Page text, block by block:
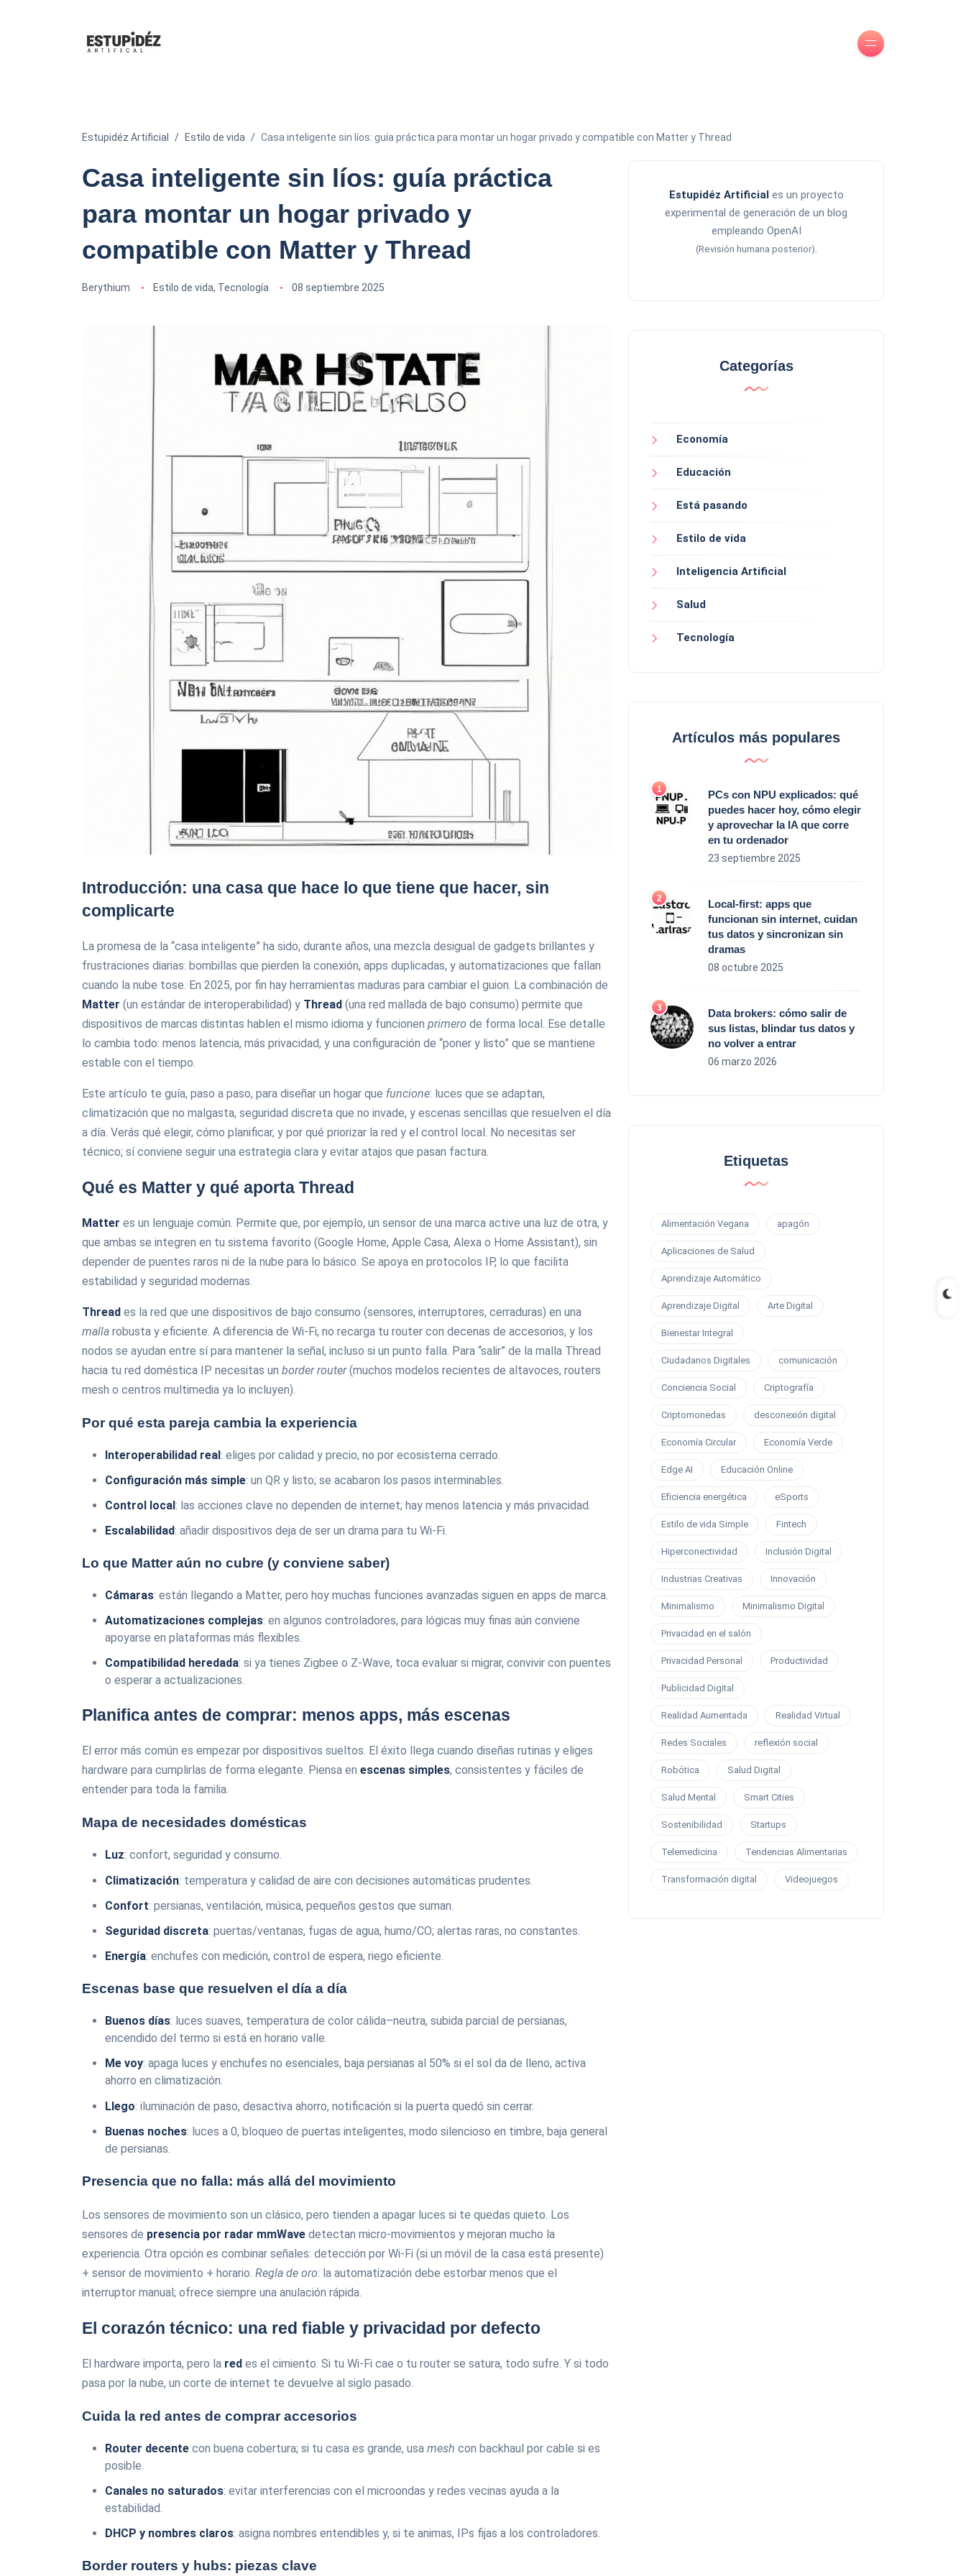
Estupidéz Artificial Estilo de vida Casa inteligente sin líos: guía práctica para montar un hogar privado y compatible con Matter y Thread
Casa inteligente sin líos: guía práctica
para montar un hogar privado y
compatible con Matter y Thread
Berythium Estilo de vida, Tecnología 08 septiembre 2025
Introducción: una casa que hace lo que tiene que hacer, sin
complicarte
La promesa de la “casa inteligente” ha sido, durante años, una mezcla desigual de gadgets brillantes y
frustraciones diarias: bombillas que pierden la conexión, apps duplicadas, y automatizaciones que fallan
cuando la nube tose. En 2025, por fin hay herramientas maduras para cambiar el guion. La combinación de
Matter (un estándar de interoperabilidad) y Thread (una red mallada de bajo consumo) permite que
dispositivos de marcas distintas hablen el mismo idioma y funcionen primero de forma local. Ese detalle
lo cambia todo: menos latencia, más privacidad, y una configuración de “poner y listo” que se mantiene
estable con el tiempo.
Este artículo te guía, paso a paso, para diseñar un hogar que funcione: luces que se adaptan,
climatización que no malgasta, seguridad discreta que no invade, y escenas sencillas que resuelven el día
a día. Verás qué elegir, cómo planificar, y por qué priorizar la red y el control local. No necesitas ser
técnico; sí conviene seguir una estrategia clara y evitar atajos que pasan factura.
Qué es Matter y qué aporta Thread
Matter es un lenguaje común. Permite que, por ejemplo, un sensor de una marca active una luz de otra, y
que ambas se integren en tu sistema favorito (Google Home, Apple Casa, Alexa o Home Assistant), sin
depender de puentes raros ni de la nube para lo básico. Se apoya en protocolos IP, lo que facilita
estabilidad y seguridad modernas.
Thread es la red que une dispositivos de bajo consumo (sensores, interruptores, cerraduras) en una
malla robusta y eficiente. A diferencia de Wi‑Fi, no recarga tu router con decenas de accesorios, y los
nodos se ayudan entre sí para mantener la señal, incluso si un punto falla. Para “salir” de la malla Thread
hacia tu red doméstica IP necesitas un border router(muchos modelos recientes de altavoces, routers
mesh o centros multimedia ya lo incluyen).
Por qué esta pareja cambia la experiencia
Interoperabilidad real: eliges por calidad y precio, no por ecosistema cerrado.
Configuración más simple: un QR y listo; se acabaron los pasos interminables.
Control local: las acciones clave no dependen de internet; hay menos latencia y más privacidad.
Escalabilidad: añadir dispositivos deja de ser un drama para tu Wi‑Fi.
Lo que Matter aún no cubre (y conviene saber)
Cámaras: están llegando a Matter, pero hoy muchas funciones avanzadas siguen en apps de marca.
Automatizaciones complejas: en algunos controladores, para lógicas muy finas aún conviene
apoyarse en plataformas más flexibles.
Compatibilidad heredada: si ya tienes Zigbee o Z‑Wave, toca evaluar si migrar, convivir con puentes
o esperar a actualizaciones.
Planifica antes de comprar: menos apps, más escenas
El error más común es empezar por dispositivos sueltos. El éxito llega cuando diseñas rutinas y eliges
hardware para cumplirlas de forma elegante. Piensa en escenas simples, consistentes y fáciles de
entender para toda la familia.
Mapa de necesidades domésticas
Luz: confort, seguridad y consumo.
Climatización: temperatura y calidad de aire con decisiones automáticas prudentes.
Confort: persianas, ventilación, música, pequeños gestos que suman.
Seguridad discreta: puertas/ventanas, fugas de agua, humo/CO; alertas raras, no constantes.
Energía: enchufes con medición, control de espera, riego eficiente.
Escenas base que resuelven el día a día
Buenos días: luces suaves, temperatura de color cálida–neutra, subida parcial de persianas,
encendido del termo si está en horario valle.
Me voy: apaga luces y enchufes no esenciales, baja persianas al 50% si el sol da de lleno, activa
ahorro en climatización.
Llego: iluminación de paso, desactiva ahorro, notificación si la puerta quedó sin cerrar.
Buenas noches: luces a 0, bloqueo de puertas inteligentes, modo silencioso en timbre, baja general
de persianas.
Presencia que no falla: más allá del movimiento
Los sensores de movimiento son un clásico, pero tienden a apagar luces si te quedas quieto. Los
sensores de presencia por radar mmWave detectan micro-movimientos y mejoran mucho la
experiencia. Otra opción es combinar señales: detección por Wi‑Fi (si un móvil de la casa está presente)
+ sensor de movimiento + horario. Regla de oro: la automatización debe estorbar menos que el
interruptor manual; ofrece siempre una anulación rápida.
El corazón técnico: una red fiable y privacidad por defecto
El hardware importa, pero la red es el cimiento. Si tu Wi‑Fi cae o tu router se satura, todo sufre. Y si todo
pasa por la nube, un corte de internet te devuelve al siglo pasado.
Cuida la red antes de comprar accesorios
Router decente con buena cobertura; si tu casa es grande, usa mesh con backhaul por cable si es
posible.
Canales no saturados: evitar interferencias con el microondas y redes vecinas ayuda a la
estabilidad.
DHCP y nombres claros: asigna nombres entendibles y, si te animas, IPs fijas a los controladores.
Border routers y hubs: piezas clave
Estupidéz Artificial es un proyecto
experimental de generación de un blog
empleando OpenAI
(Revisión humana posterior).
Categorías
Economía
Educación
Está pasando
Estilo de vida
Inteligencia Artificial
Salud
Tecnología
Artículos más populares
PCs con NPU explicados: qué
puedes hacer hoy, cómo elegir
y aprovechar la IA que corre
en tu ordenador
23 septiembre 2025
Local‑first: apps que
funcionan sin internet, cuidan
tus datos y sincronizan sin
dramas
08 octubre 2025
Data brokers: cómo salir de
sus listas, blindar tus datos y
no volver a entrar
06 marzo 2026
Etiquetas
Alimentación Vegana apagón
Aplicaciones de Salud
Aprendizaje Automático
Aprendizaje Digital Arte Digital
Bienestar Integral
Ciudadanos Digitales comunicación
Conciencia Social Criptografía
Criptomonedas desconexión digital
Economía Circular Economía Verde
Edge AI Educación Online
Eficiencia energética eSports
Estilo de vida Simple Fintech
Hiperconectividad Inclusión Digital
Industrias Creativas Innovación
Minimalismo Minimalismo Digital
Privacidad en el salón
Privacidad Personal Productividad
Publicidad Digital
Realidad Aumentada Realidad Virtual
Redes Sociales reflexión social
Robótica Salud Digital
Salud Mental Smart Cities
Sostenibilidad Startups
Telemedicina Tendencias Alimentarias
Transformación digital Videojuegos